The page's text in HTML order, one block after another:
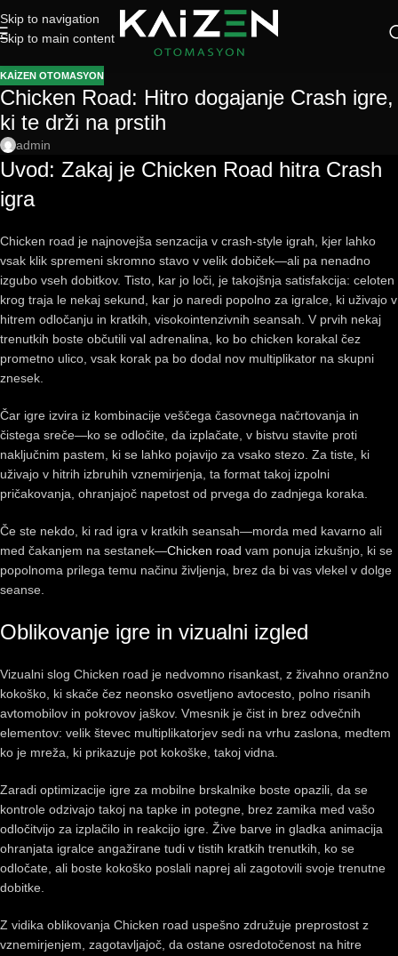
Skip to navigation
Skip to main content
KAIZEN OTOMASYON
Chicken Road: Hitro dogajanje Crash igre,
ki te drži na prstih
admin
Uvod: Zakaj je Chicken Road hitra Crash
igra
Chicken road je najnovejša senzacija v crash‑style igrah, kjer lahko
vsak klik spremeni skromno stavo v velik dobiček—ali pa nenadno
izgubo vseh dobitkov. Tisto, kar jo loči, je takojšnja satisfakcija: celoten
krog traja le nekaj sekund, kar jo naredi popolno za igralce, ki uživajo v
hitrem odločanju in kratkih, visokointenzivnih seansah. V prvih nekaj
trenutkih boste občutili val adrenalina, ko bo chicken korakal čez
prometno ulico, vsak korak pa bo dodal nov multiplikator na skupni
znesek.
Čar igre izvira iz kombinacije veščega časovnega načrtovanja in
čistega sreče—ko se odločite, da izplačate, v bistvu stavite proti
naključnim pastem, ki se lahko pojavijo za vsako stezo. Za tiste, ki
uživajo v hitrih izbruhih vznemirjenja, ta format takoj izpolni
pričakovanja, ohranjajoč napetost od prvega do zadnjega koraka.
Če ste nekdo, ki rad igra v kratkih seansah—morda med kavarno ali
med čakanjem na sestanek—Chicken road vam ponuja izkušnjo, ki se
popolnoma prilega temu načinu življenja, brez da bi vas vlekel v dolge
seanse.
Oblikovanje igre in vizualni izgled
Vizualni slog Chicken road je nedvomno risankast, z živahno oranžno
kokoško, ki skače čez neonsko osvetljeno avtocesto, polno risanih
avtomobilov in pokrovov jaškov. Vmesnik je čist in brez odvečnih
elementov: velik števec multiplikatorjev sedi na vrhu zaslona, medtem
ko je mreža, ki prikazuje pot kokoške, takoj vidna.
Zaradi optimizacije igre za mobilne brskalnike boste opazili, da se
kontrole odzivajo takoj na tapke in potegne, brez zamika med vašo
odločitvijo za izplačilo in reakcijo igre. Žive barve in gladka animacija
ohranjata igralce angažirane tudi v tistih kratkih trenutkih, ko se
odločate, ali boste kokoško poslali naprej ali zagotovili svoje trenutne
dobitke.
Z vidika oblikovanja Chicken road uspešno združuje preprostost z
vznemirjenjem, zagotavljajoč, da ostane osredotočenost na hitre